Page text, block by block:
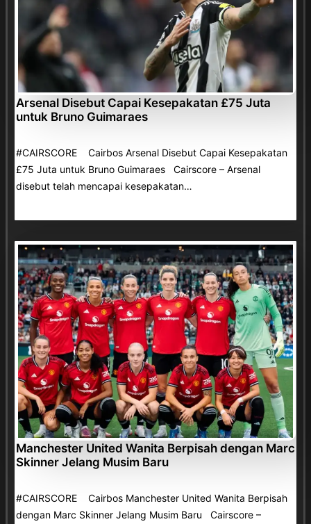
Arsenal Disebut Capai Kesepakatan £75 Juta
untuk Bruno Guimaraes
#CAIRSCORE Cairbos Arsenal Disebut Capai Kesepakatan
£75 Juta untuk Bruno Guimaraes Cairscore – Arsenal
disebut telah mencapai kesepakatan…
Manchester United Wanita Berpisah dengan Marc
Skinner Jelang Musim Baru
#CAIRSCORE Cairbos Manchester United Wanita Berpisah
dengan Marc Skinner Jelang Musim Baru Cairscore –